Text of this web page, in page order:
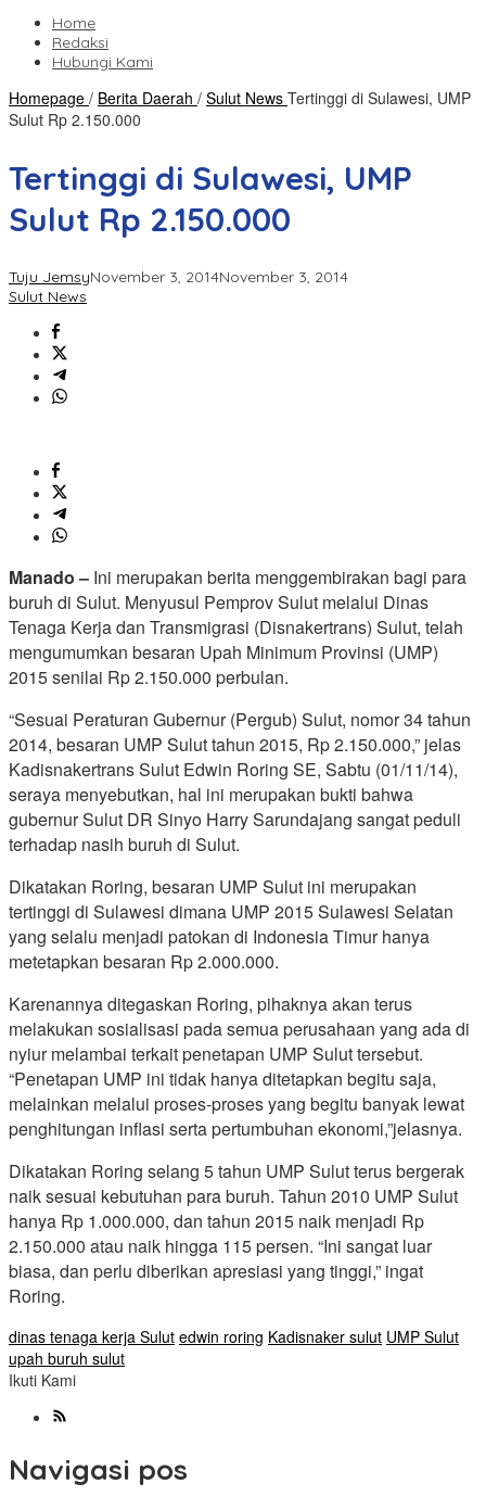
Home
Redaksi
Hubungi Kami
Homepage / Berita Daerah / Sulut News Tertinggi di Sulawesi, UMP
Sulut Rp 2.150.000
Tertinggi di Sulawesi, UMP
Sulut Rp 2.150.000
Tuju JemsyNovember 3, 2014November 3, 2014
Sulut News
Manado – Ini merupakan berita menggembirakan bagi para
buruh di Sulut. Menyusul Pemprov Sulut melalui Dinas
Tenaga Kerja dan Transmigrasi (Disnakertrans) Sulut, telah
mengumumkan besaran Upah Minimum Provinsi (UMP)
2015 senilai Rp 2.150.000 perbulan.
“Sesuai Peraturan Gubernur (Pergub) Sulut, nomor 34 tahun
2014, besaran UMP Sulut tahun 2015, Rp 2.150.000,” jelas
Kadisnakertrans Sulut Edwin Roring SE, Sabtu (01/11/14),
seraya menyebutkan, hal ini merupakan bukti bahwa
gubernur Sulut DR Sinyo Harry Sarundajang sangat peduli
terhadap nasih buruh di Sulut.
Dikatakan Roring, besaran UMP Sulut ini merupakan
tertinggi di Sulawesi dimana UMP 2015 Sulawesi Selatan
yang selalu menjadi patokan di Indonesia Timur hanya
metetapkan besaran Rp 2.000.000.
Karenannya ditegaskan Roring, pihaknya akan terus
melakukan sosialisasi pada semua perusahaan yang ada di
nyiur melambai terkait penetapan UMP Sulut tersebut.
“Penetapan UMP ini tidak hanya ditetapkan begitu saja,
melainkan melalui proses-proses yang begitu banyak lewat
penghitungan inflasi serta pertumbuhan ekonomi,”jelasnya.
Dikatakan Roring selang 5 tahun UMP Sulut terus bergerak
naik sesuai kebutuhan para buruh. Tahun 2010 UMP Sulut
hanya Rp 1.000.000, dan tahun 2015 naik menjadi Rp
2.150.000 atau naik hingga 115 persen. “Ini sangat luar
biasa, dan perlu diberikan apresiasi yang tinggi,” ingat
Roring.
dinas tenaga kerja Sulut edwin roring Kadisnaker sulut UMP Sulut
upah buruh sulut
Ikuti Kami
Navigasi pos